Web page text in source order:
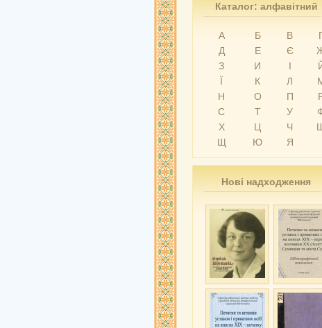
Каталог: алфавітний
А Б В
Д
Е Є
З
И І
Ї
К Л
Н
О П
С
Т У
Х
Ц Ч
Щ
Ю Я
Нові надходження